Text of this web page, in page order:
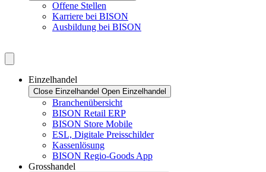
Offene Stellen
Karriere bei BISON
Ausbildung bei BISON
Einzelhandel
Close Einzelhandel Open Einzelhandel
Branchenübersicht
BISON Retail ERP
BISON Store Mobile
ESL, Digitale Preisschilder
Kassenlösung
BISON Regio-Goods App
Grosshandel